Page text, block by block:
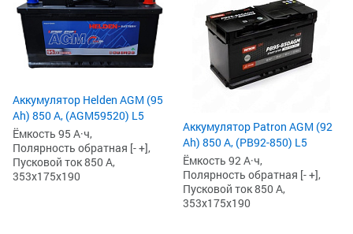
Аккумулятор Helden AGM (95
Ah) 850 А, (AGM59520) L5
Ёмкость 95 А·ч,
Полярность обратная [- +],
Пусковой ток 850 А,
353x175x190
Аккумулятор Patron AGM (92
Ah) 850 А, (PB92-850) L5
Ёмкость 92 А·ч,
Полярность обратная [- +],
Пусковой ток 850 А,
353x175x190